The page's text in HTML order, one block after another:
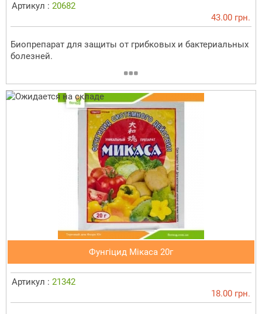
Артикул : 20682
43.00 грн.
Биопрепарат для защиты от грибковых и бактериальных
болезней.
Фунгіцид Мікаса 20г
Артикул : 21342
18.00 грн.